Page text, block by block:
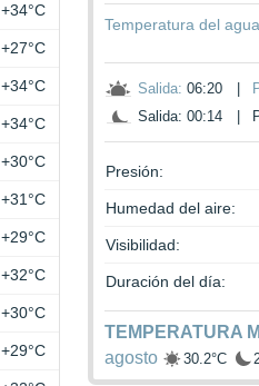
Temperatura del
Salida: 06:20
Salida: 00:14
Presión:
Humedad del aire:
Visibilidad:
Duración del día:
TEMPERATURA
agosto
30.2°C
+34°C
+27°C
+34°C
+34°C
+30°C
+31°C
+29°C
+32°C
+30°C
+29°C